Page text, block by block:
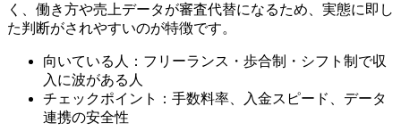
く、働き方や売上データが審査代替になるため、実態に即し
た判断がされやすいのが特徴です。
向いている人：フリーランス・歩合制・シフト制で収
入に波がある人
チェックポイント：手数料率、入金スピード、データ
連携の安全性